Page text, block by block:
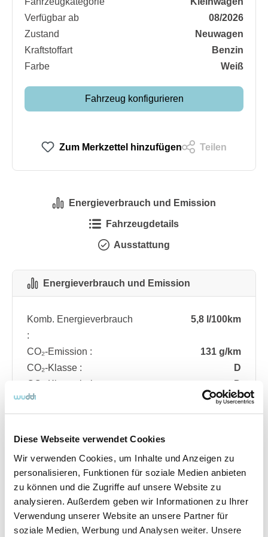
Diese Webseite verwendet Cookies
Wir verwenden Cookies, um Inhalte und Anzeigen zu
personalisieren, Funktionen für soziale Medien anbieten
zu können und die Zugriffe auf unsere Website zu
analysieren. Außerdem geben wir Informationen zu Ihrer
Verwendung unserer Website an unsere Partner für
soziale Medien, Werbung und Analysen weiter. Unsere
Verfügbar ab
08/2026
Zustand
Neuwagen
Kraftstoffart
Benzin
Farbe
Weiß
Fahrzeug konfigurieren
Zum Merkzettel hinzufügen Teilen
Energieverbrauch und Emission
Fahrzeugdetails
Ausstattung
Energieverbrauch und Emission
Komb. Energieverbrauch
:
5,8 l/100km
CO₂-Emission :
131 g/km
CO₂-Klasse :
D
CO₂-Klasse bei
entladener Batterie :
D
Fahrzeugdetails
Angebotsnummer
ABO74.323
Ausstattungslinie
ST Line
Verfügbar ab